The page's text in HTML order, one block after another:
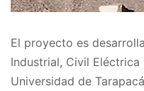
El proyecto es
Industrial, Civil
Universidad de